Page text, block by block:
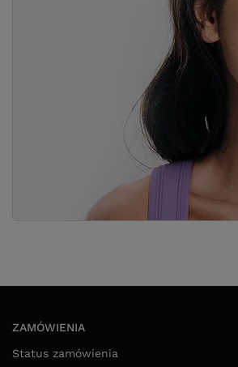
ZAMÓWIENIA
Status zamówienia